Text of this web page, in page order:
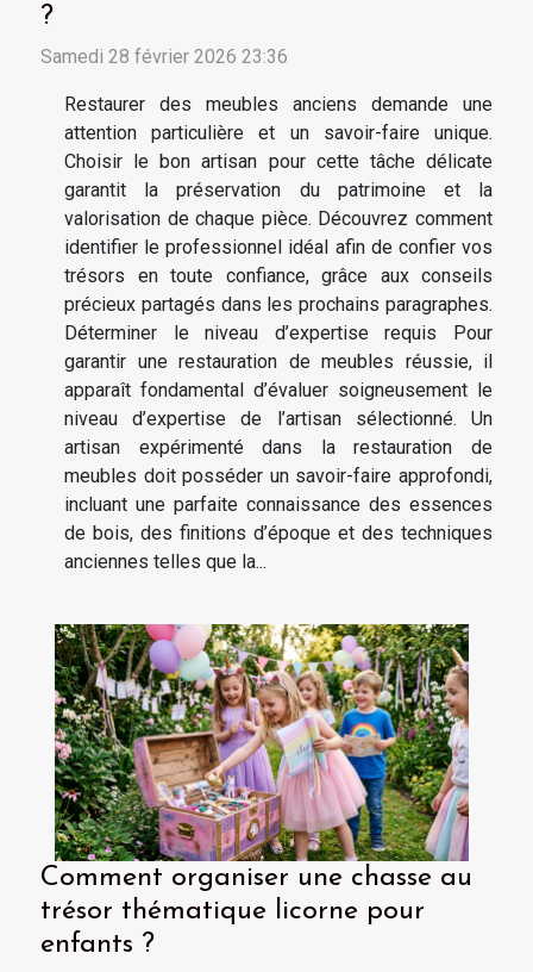
?
Samedi 28 février 2026 23:36
Restaurer des meubles anciens demande une
attention particulière et un savoir-faire unique.
Choisir le bon artisan pour cette tâche délicate
garantit la préservation du patrimoine et la
valorisation de chaque pièce. Découvrez comment
identifier le professionnel idéal afin de confier vos
trésors en toute confiance, grâce aux conseils
précieux partagés dans les prochains paragraphes.
Déterminer le niveau d’expertise requis Pour
garantir une restauration de meubles réussie, il
apparaît fondamental d’évaluer soigneusement le
niveau d’expertise de l’artisan sélectionné. Un
artisan expérimenté dans la restauration de
meubles doit posséder un savoir-faire approfondi,
incluant une parfaite connaissance des essences
de bois, des finitions d’époque et des techniques
anciennes telles que la...
Comment organiser une chasse au
trésor thématique licorne pour
enfants ?